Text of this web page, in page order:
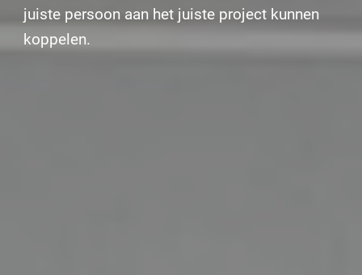
juiste persoon aan het juiste project kunnen
koppelen.